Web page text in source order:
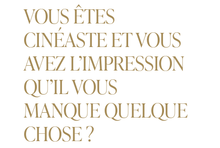
VOUS ÊTES
CINÉASTE ET VOUS
AVEZ L’IMPRESSION
QU’IL VOUS
MANQUE QUELQUE
CHOSE ?